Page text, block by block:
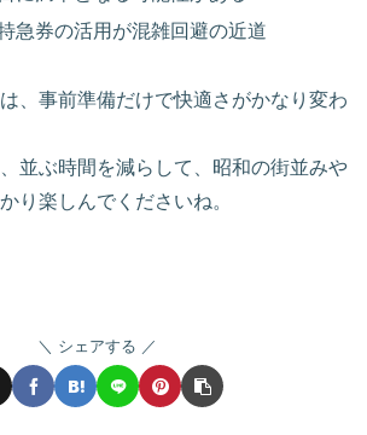
急券の活用が混雑回避の近道
、事前準備だけで快適さがかなり変わ
並ぶ時間を減らして、昭和の街並みや
り楽しんでくださいね。
シェアする